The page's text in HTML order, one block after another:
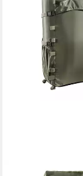
TATONKA®